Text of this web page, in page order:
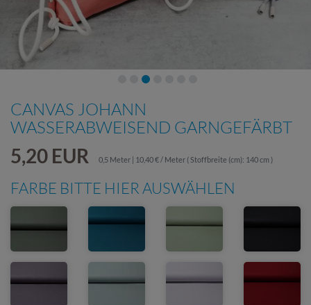
CANVAS JOHANN
WASSERABWEISEND GARNGEFÄRBT
5,20 EUR 0,5 Meter | 10,40 € / Meter ( Stoffbreite (cm): 140 cm )
FARBE BITTE HIER AUSWÄHLEN